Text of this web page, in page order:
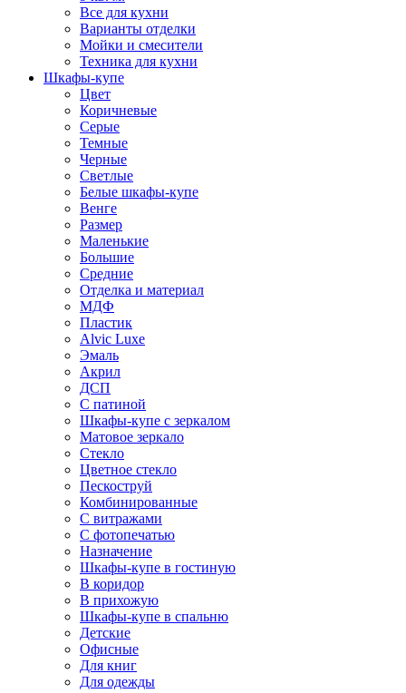
Все для кухни
Варианты отделки
Мойки и смесители
Техника для кухни
Шкафы-купе
Цвет
Коричневые
Серые
Темные
Черные
Светлые
Белые шкафы-купе
Венге
Размер
Маленькие
Большие
Средние
Отделка и материал
МДФ
Пластик
Alvic Luxe
Эмаль
Акрил
ДСП
С патиной
Шкафы-купе с зеркалом
Матовое зеркало
Стекло
Цветное стекло
Пескоструй
Комбинированные
С витражами
С фотопечатью
Назначение
Шкафы-купе в гостиную
В коридор
В прихожую
Шкафы-купе в спальню
Детские
Офисные
Для книг
Для одежды